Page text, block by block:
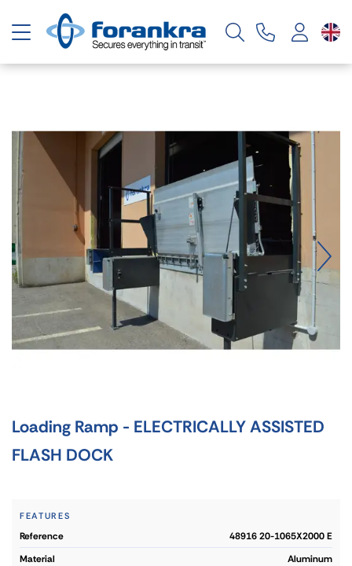
Toggle navigation
Loading Ramp - ELECTRICALLY ASSISTED
FLASH DOCK
FEATURES
reference
48916 20-1065X2000 E
material
Aluminum